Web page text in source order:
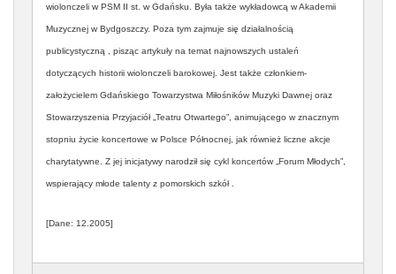
wiolonczeli w PSM II st. w Gdańsku. Była także wykładowcą w Akademii
Muzycznej w Bydgoszczy. Poza tym zajmuje się działalnością
publicystyczną , pisząc artykuły na temat najnowszych ustaleń
dotyczących historii wiolonczeli barokowej. Jest także członkiem-
założycielem Gdańskiego Towarzystwa Miłośników Muzyki Dawnej oraz
Stowarzyszenia Przyjaciół „Teatru Otwartego”, animującego w znacznym
stopniu życie koncertowe w Polsce Północnej, jak również liczne akcje
charytatywne. Z jej inicjatywy narodził się cykl koncertów „Forum Młodych”,
wspierający młode talenty z pomorskich szkół .
[Dane: 12.2005]